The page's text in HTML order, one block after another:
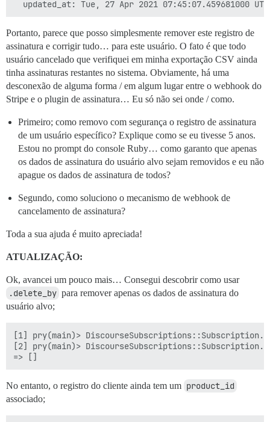
Portanto, parece que posso simplesmente remover este registro de
assinatura e corrigir tudo… para este usuário. O fato é que todo
usuário cancelado que verifiquei em minha exportação CSV ainda
tinha assinaturas restantes no sistema. Obviamente, há uma
desconexão de alguma forma / em algum lugar entre o webhook do
Stripe e o plugin de assinatura… Eu só não sei onde / como.
Primeiro; como removo com segurança o registro de assinatura
de um usuário específico? Explique como se eu tivesse 5 anos.
Estou no prompt do console Ruby… como garanto que apenas
os dados de assinatura do usuário alvo sejam removidos e eu não
apague os dados de assinatura de todos?
Segundo, como soluciono o mecanismo de webhook de
cancelamento de assinatura?
Toda a sua ajuda é muito apreciada!
ATUALIZAÇÃO:
Ok, avancei um pouco mais… Consegui descobrir como usar
.delete_by para remover apenas os dados de assinatura do
usuário alvo;
[1] pry(main)>
[2] pry(main)>
No entanto, o registro do cliente ainda tem um product_id
associado;